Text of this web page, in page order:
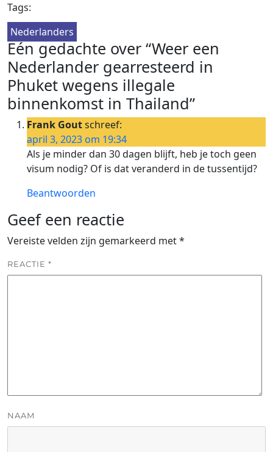
Tags:
Nederlanders
Eén gedachte over “Weer een
Nederlander gearresteerd in
Phuket wegens illegale
binnenkomst in Thailand”
Frank Goutschreef:
april 3, 2023 om 19:34
Als je minder dan 30 dagen blijft, heb je toch geen
visum nodig? Of is dat veranderd in de tussentijd?
Beantwoorden
Geef een reactie
Vereiste velden zijn gemarkeerd met*
REACTIE *
NAAM